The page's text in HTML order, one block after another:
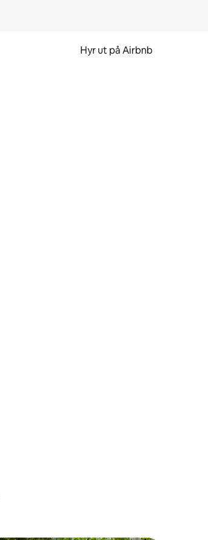
Hyr ut på Airbnb